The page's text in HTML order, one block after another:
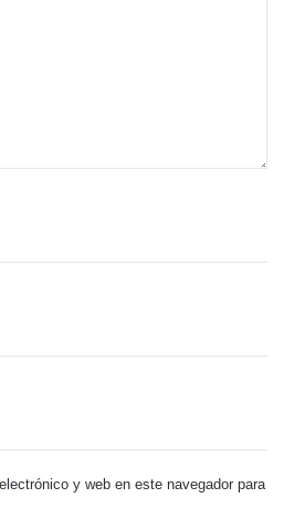
y web en este navegador para